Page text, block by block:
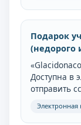
Подарок
(недорого
Доступна в
отправить
Электронная